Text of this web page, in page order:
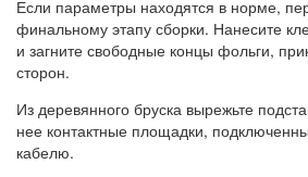
Если параметры находятся в норме,
финальному этапу сборки. Нанесите
и загните свободные концы фольги,
сторон.
Из деревянного бруска вырежьте
нее контактные площадки,
кабелю.